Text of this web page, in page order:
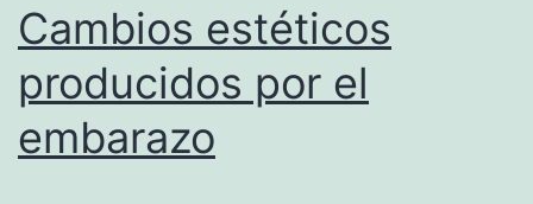
Cambios estéticos
producidos por el
embarazo